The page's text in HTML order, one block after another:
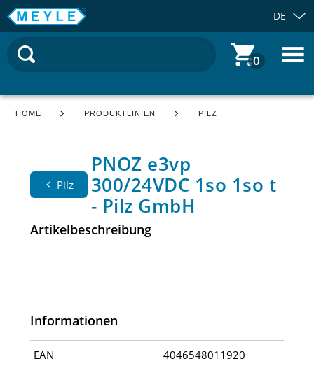
DE
0
HOME PRODUKTLINIEN PILZ
Pilz
PNOZ e3vp
300/24VDC 1so 1so t
- Pilz GmbH
Artikelbeschreibung
Informationen
EAN 4046548011920